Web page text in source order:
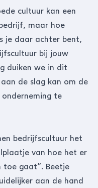
cultuur kan een
maar hoe
je daar achter bent,
bij jouw
duiken we in dit
de slag kan om de
te
bedrijfscultuur het
van hoe het er
toe gaat”. Beetje
aan de hand